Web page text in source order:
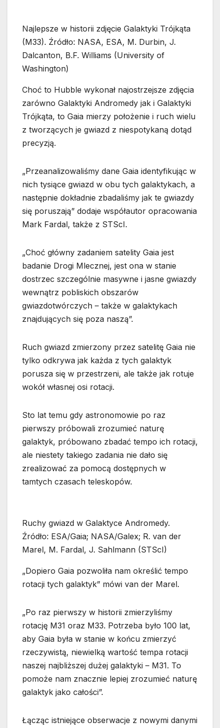
Najlepsze w historii zdjęcie Galaktyki Trójkąta
(M33). Źródło: NASA, ESA, M. Durbin, J.
Dalcanton, B.F. Williams (University of
Washington)
Choć to Hubble wykonał najostrzejsze zdjęcia
zarówno Galaktyki Andromedy jak i Galaktyki
Trójkąta, to Gaia mierzy położenie i ruch wielu
z tworzących je gwiazd z niespotykaną dotąd
precyzją.
„Przeanalizowaliśmy dane Gaia identyfikując w
nich tysiące gwiazd w obu tych galaktykach, a
następnie dokładnie zbadaliśmy jak te gwiazdy
się poruszają” dodaje współautor opracowania
Mark Fardal, także z STScI.
„Choć główny zadaniem satelity Gaia jest
badanie Drogi Mlecznej, jest ona w stanie
dostrzec szczególnie masywne i jasne gwiazdy
wewnątrz pobliskich obszarów
gwiazdotwórczych – także w galaktykach
znajdujących się poza naszą”.
Ruch gwiazd zmierzony przez satelitę Gaia nie
tylko odkrywa jak każda z tych galaktyk
porusza się w przestrzeni, ale także jak rotuje
wokół własnej osi rotacji.
Sto lat temu gdy astronomowie po raz
pierwszy próbowali zrozumieć naturę
galaktyk, próbowano zbadać tempo ich rotacji,
ale niestety takiego zadania nie dało się
zrealizować za pomocą dostępnych w
tamtych czasach teleskopów.
Ruchy gwiazd w Galaktyce Andromedy.
Źródło: ESA/Gaia; NASA/Galex; R. van der
Marel, M. Fardal, J. Sahlmann (STScI)
„Dopiero Gaia pozwoliła nam określić tempo
rotacji tych galaktyk” mówi van der Marel.
„Po raz pierwszy w historii zmierzyliśmy
rotację M31 oraz M33. Potrzeba było 100 lat,
aby Gaia była w stanie w końcu zmierzyć
rzeczywistą, niewielką wartość tempa rotacji
naszej najbliższej dużej galaktyki – M31. To
pomoże nam znacznie lepiej zrozumieć naturę
galaktyk jako całości”.
Łącząc istniejące obserwacje z nowymi danymi